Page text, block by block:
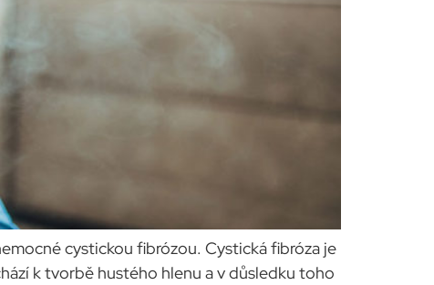
cystickou fibrózou. Cystická fibróza je
k tvorbě hustého hlenu a v důsledku toho